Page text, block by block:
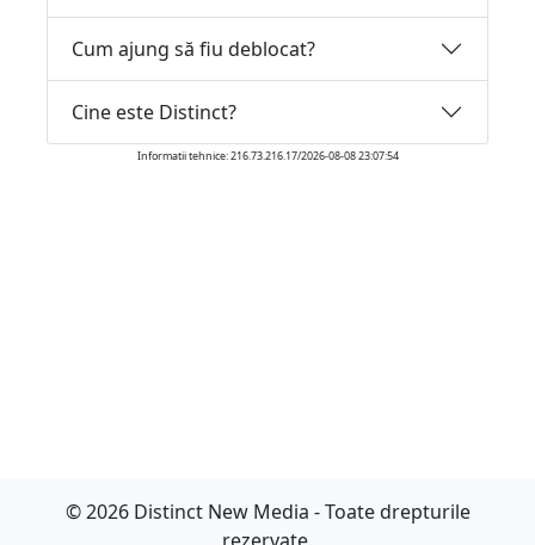
Cum ajung să fiu deblocat?
Cine este Distinct?
Informatii tehnice: 216.73.216.17/2026-08-08 23:07:54
© 2026 Distinct New Media - Toate drepturile